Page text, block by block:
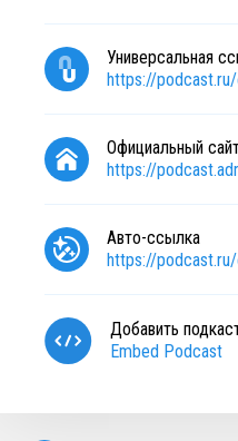
Универсальная
https://
Официальный
https://
Авто-ссылка
https://
Добавить
Embed Podcast